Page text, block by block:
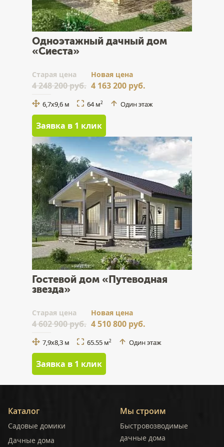
Одноэтажный дачный дом
«Сиеста»
Cтарая цена
4 248 200 руб.
Новая цена
4 163 200 руб.
6,7х9,6 м 64 м2 Один этаж
Заявка в 1 клик
Гостевой дом «Путеводная
звезда»
Cтарая цена
4 602 900 руб.
Новая цена
4 510 800 руб.
7,9x8,3 м 65.55 м2 Один этаж
Заявка в 1 клик
Каталог
Садовые домики
Дачные дома
Мы строим
Быстровозводимые
дачные дома